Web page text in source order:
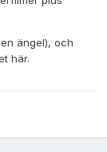
ängel), och
här.